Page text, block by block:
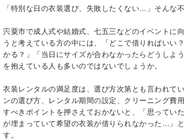
「特別な日の衣装選び、失敗したくない…」そんな
宍粟市で成人式や結婚式、七五三などのイベントに
うと考えている方の中には、「どこで借りればいい
かる？」「当日にサイズが合わなかったらどうしよ
を抱えている人も多いのではないでしょうか。
衣装レンタルの満足度は、選び方次第とも言われて
ンの選び方、レンタル期間の設定、クリーニング費
すべきポイントを押さえておかないと、「思ってい
が埋まっていて希望の衣装が借りられなかった…」
す。